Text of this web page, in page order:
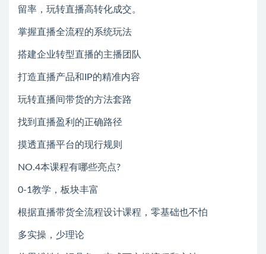
留率，玩转直播高转化成交。
掌握直播全流程的系统玩法
搭建企业转型直播的主播团队
打造直播产品和IP的精准内容
玩转直播间带货的方法套路
找到直播盈利的正确路径
摸透直播平台的现行规则
NO.4本课程有哪些亮点?
0-1教学，板块丰富
根据直播带货全流程设计课程，零基础也不怕
多实操，少理论